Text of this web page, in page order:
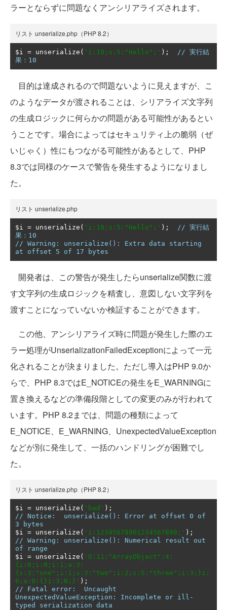
ラーとならずに問題なくアンシリアライズされます。
リスト unserialize.php（PHP 8.2）
$i = unserialize ( 'i:10;s:5:"Hello";' );
// 実行結
果：10
目的は達成されるので問題ないように見えますが、こ
のようなデータが渡されることは、シリアライズ文字列
の生成ロジックに何らかの問題がある可能性があるとい
うことです。場合によってはセキュリティ上の脆弱（ぜ
いじゃく）性にもつながる可能性があるとして、PHP
8.3では同様のケースで警告を発生するようになりまし
た。
リスト unserialize.php
$i = unserialize ( 'i:10;s:5:"Hello";' );
// 実行結
果：10
// Warning: unserialize(): Extra data starting
at offset 5 of 17 bytes
開発者は、この警告が発生したらunserialize関数に渡
す文字列の生成ロジックを精査し、意図しない文字列を
渡すことになっていないか検証することができます。
この他、アンシリアライズ時に問題が発生した際のエ
ラー処理がUnserializationFailedExceptionによって一元
化されることが決まりました。ただし導入はPHP 9.0か
らで、PHP 8.3ではE_NOTICEの発生をE_WARNINGに
置き換えるなどの準備段階としての変更のみが行われて
います。PHP 8.2までは、問題の種類によって
E_NOTICE、E_WARNING、UnexpectedValueException
などが別に発生して、一括のハンドリングが困難でし
た。
リスト unserialize.php（PHP 8.2）
$i = unserialize ( 'bad' );
// Notice:  unserialize(): Error at offset 0 of
3 bytes
$i = unserialize ( 'i:12345678901234567890;' );
// Warning: unserialize(): Numerical result out
of range
$i = unserialize ( 'O:11:"ArrayObject":4:
{i:0;i:0;i:1;a:3:
{s:3:"one";i:1;s:3:"two";i:2;s:5:"three";i:3;}i:
6;a:0:{}i:3;N;}' );
// Fatal error:  Uncaught
UnexpectedValueException: Incomplete or ill-
typed serialization data